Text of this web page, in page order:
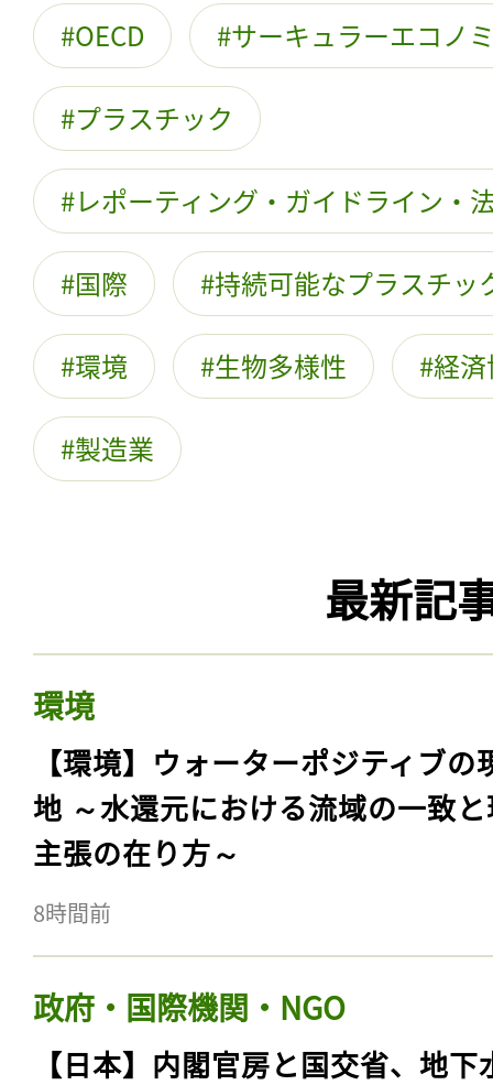
OECD サーキュラーエコノ
プラスチック
レポーティング・ガイドライン・
国際 持続可能なプラスチッ
環境 生物多様性 経
製造業
最新記
環境
【環境】ウォーターポジティブの
地 ～水還元における流域の一致
主張の在り方～
8時間前
政府・国際機関・NGO
【日本】内閣官房と国交省、地下